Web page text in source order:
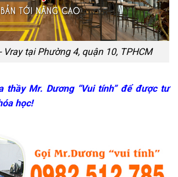
Vray tại Phường 4, quận 10, TPHCM
thầy Mr. Dương “Vui tính” để được tư
học!